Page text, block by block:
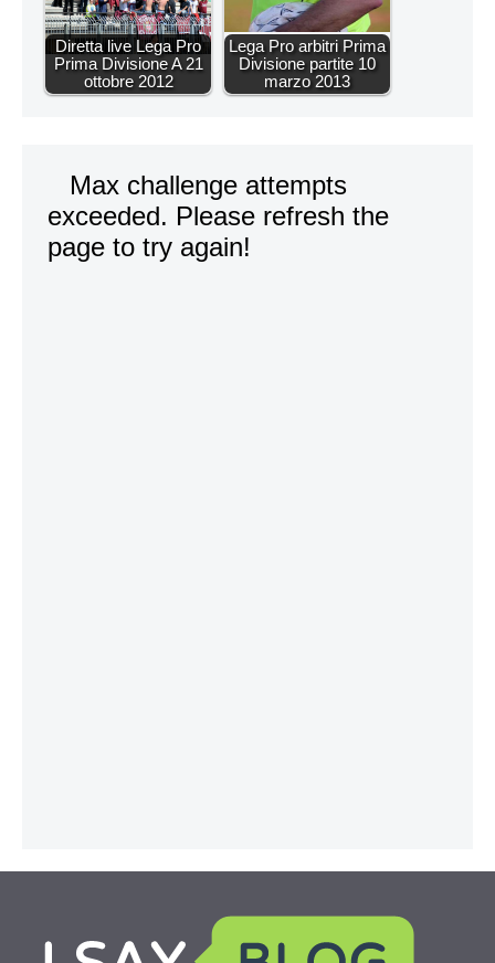
Diretta live Lega Pro
Prima Divisione A 21
ottobre 2012
Lega Pro arbitri Prima
Divisione partite 10
marzo 2013